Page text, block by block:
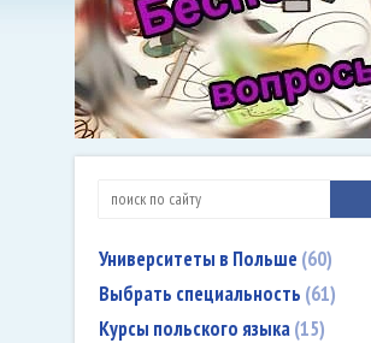
Университеты в Польше 60
Выбрать специальность 61
Курсы польского языка 15